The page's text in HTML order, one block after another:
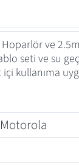
Hoparlör ve
seti ve su
kullanıma
Motorola